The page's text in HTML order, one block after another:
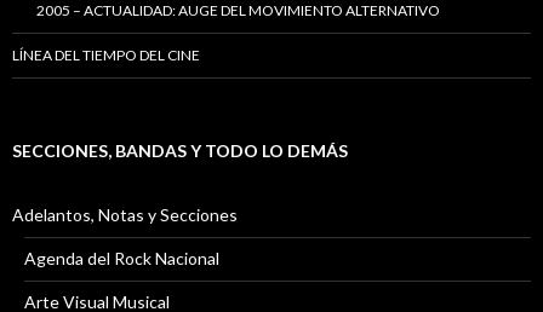
2005 – ACTUALIDAD: AUGE DEL MOVIMIENTO ALTERNATIVO
LÍNEA DEL TIEMPO DEL CINE
SECCIONES, BANDAS Y TODO LO DEMÁS
Adelantos, Notas y Secciones
Agenda del Rock Nacional
Arte Visual Musical